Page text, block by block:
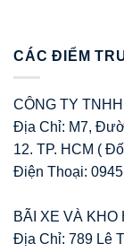
CÁC ĐIỂM
CÔNG TY
Địa Chỉ: M7,
12. TP. HCM (
Điện Thoại:
BÃI XE VÀ KHO
Địa Chỉ: 789 Lê